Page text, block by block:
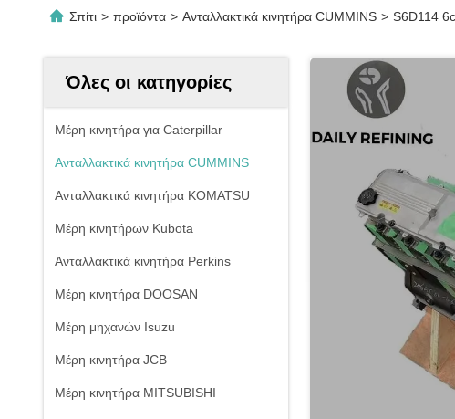
Σπίτι > προϊόντα > Ανταλλακτικά κινητήρα CUMMINS > S6D114
Όλες οι κατηγορίες
Μέρη κινητήρα για Caterpillar
Ανταλλακτικά κινητήρα CUMMINS
Ανταλλακτικά κινητήρα KOMATSU
Μέρη κινητήρων Kubota
Ανταλλακτικά κινητήρα Perkins
Μέρη κινητήρα DOOSAN
Μέρη μηχανών Isuzu
Μέρη κινητήρα JCB
Μέρη κινητήρα MITSUBISHI